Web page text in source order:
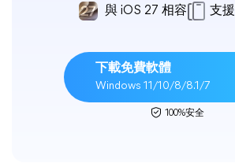
與 iOS 27 相容 支援
下載免費軟體
Windows 11/10/8/8.1/7
100%安全